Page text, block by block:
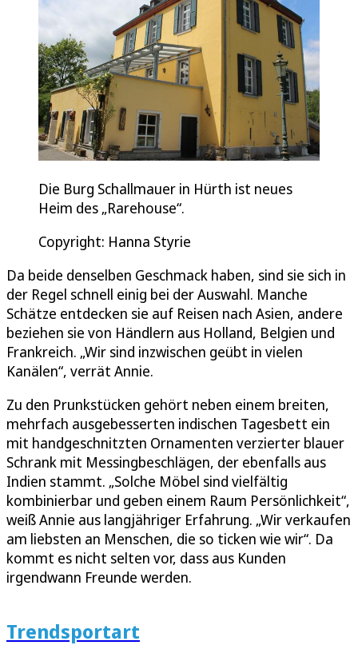
Die Burg Schallmauer in Hürth ist neues
Heim des „Rarehouse“.
Copyright: Hanna Styrie
Da beide denselben Geschmack haben, sind sie sich in
der Regel schnell einig bei der Auswahl. Manche
Schätze entdecken sie auf Reisen nach Asien, andere
beziehen sie von Händlern aus Holland, Belgien und
Frankreich. „Wir sind inzwischen geübt in vielen
Kanälen“, verrät Annie.
Zu den Prunkstücken gehört neben einem breiten,
mehrfach ausgebesserten indischen Tagesbett ein
mit handgeschnitzten Ornamenten verzierter blauer
Schrank mit Messingbeschlägen, der ebenfalls aus
Indien stammt. „Solche Möbel sind vielfältig
kombinierbar und geben einem Raum Persönlichkeit“,
weiß Annie aus langjähriger Erfahrung. „Wir verkaufen
am liebsten an Menschen, die so ticken wie wir“. Da
kommt es nicht selten vor, dass aus Kunden
irgendwann Freunde werden.
Trendsportart